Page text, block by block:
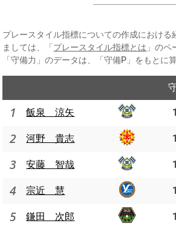
プレースタイル指標についての作成における
ましては、「 プレースタイル指標とは 」のペ
「守備力」のデータは、「守備P」をもとに
1 飯泉 涼矢
2 河野 貴志
3 安藤 智哉
4 宗近 慧
5 鎌田 次郎